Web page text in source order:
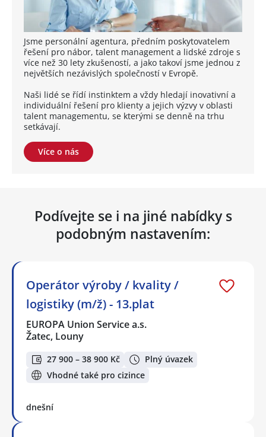
Jsme personální agentura, předním poskytovatelem
řešení pro nábor, talent management a lidské zdroje s
více než 30 lety zkušeností, a jako takoví jsme jednou z
největších nezávislých společností v Evropě.
Naši lidé se řídí instinktem a vždy hledají inovativní a
individuální řešení pro klienty a jejich výzvy v oblasti
talent managementu, se kterými se denně na trhu
setkávají.
Více o nás
Podívejte se i na jiné nabídky s
podobným nastavením:
Operátor výroby / kvality /
logistiky (m/ž) - 13.plat
EUROPA Union Service a.s.
Žatec, Louny
27 900 – 38 900 Kč
Plný úvazek
Vhodné také pro cizince
dnešní